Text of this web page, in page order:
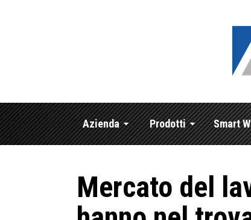
Azienda Prodotti Smart
Mercato del